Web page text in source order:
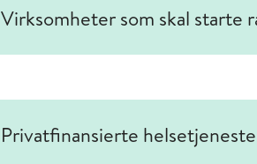
Virksomheter som skal starte
Privatfinansierte